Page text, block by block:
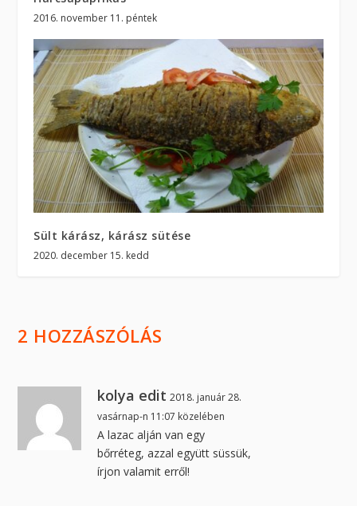
2016. november 11. péntek
Sült kárász, kárász sütése
2020. december 15. kedd
2 HOZZÁSZÓLÁS
kolya edit 2018. január 28.
vasárnap-n 11:07 közelében
A lazac alján van egy
bőrréteg, azzal együtt süssük,
írjon valamit erről!